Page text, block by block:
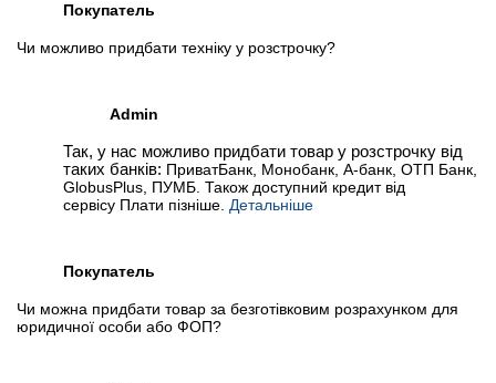
Покупатель
Чи можливо придбати техніку у розстрочку?
Admin
Так, у нас можливо придбати товар у розстрочку від
таких банків: ПриватБанк, Монобанк, А-банк, ОТП Банк,
GlobusPlus, ПУМБ. Також доступний кредит від
сервісу Плати пізніше. Детальніше
Покупатель
Чи можна придбати товар за безготівковим розрахунком для
юридичної особи або ФОП?